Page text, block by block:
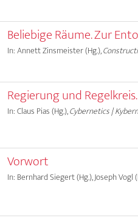
Beliebige Räume. Zur
In: Annett Zinsmeister (Hg.),
Regierung und
In: Claus Pias (Hg.),Cybernetics |
Vorwort
In: Bernhard Siegert (Hg.), Joseph Vogl